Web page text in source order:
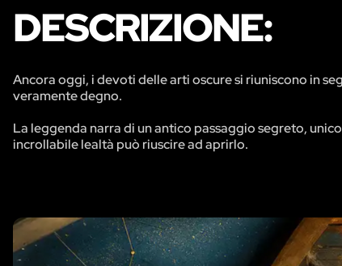
DESCRIZIONE:
Ancora oggi, i devoti delle arti oscure si riuniscono in
veramente degno.
La leggenda narra di un antico passaggio segreto,
incrollabile lealtà può riuscire ad aprirlo.